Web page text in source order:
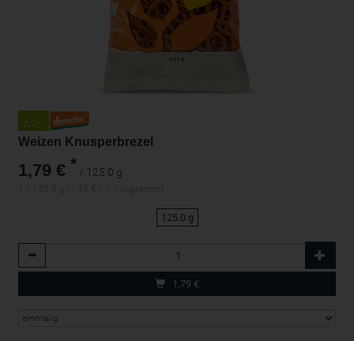
Weizen Knusperbrezel
1,79 € * / 125.0 g
125.0 g
1,79 €